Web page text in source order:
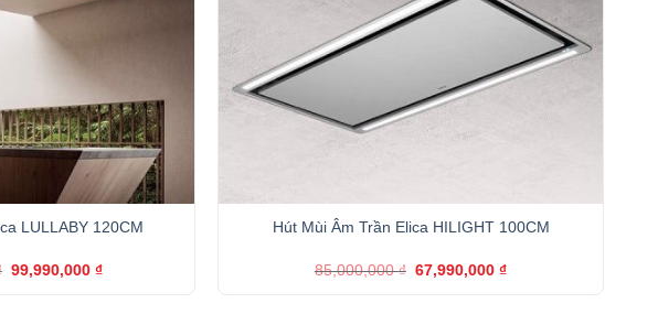
LULLABY 120CM
Giá
gốc
99,990,000₫Giá
Hút Mùi Âm Trần Elica HILIGHT 100CM
85,000,000₫ Giá
gốc
67,990,000₫Giá